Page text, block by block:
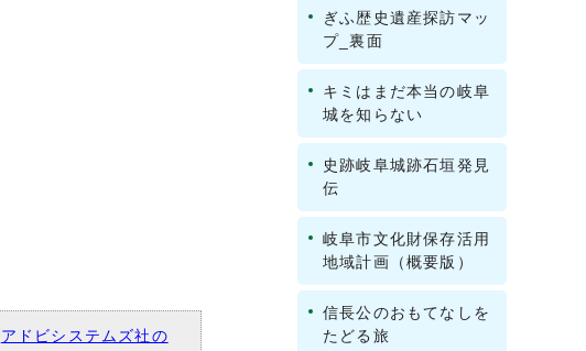
アドビシステムズ社の
ぎふ歴史遺産探訪マッ
プ_裏面
キミはまだ本当の岐阜
城を知らない
史跡岐阜城跡石垣発見
伝
岐阜市文化財保存活用
地域計画（概要版）
信長公のおもてなしを
たどる旅